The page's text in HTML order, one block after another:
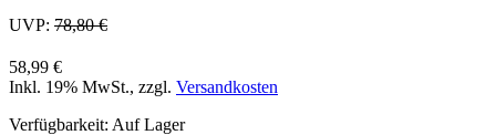
UVP: 78,80 €
58,99 €
Inkl. 19% MwSt., zzgl. Versandkosten
Verfügbarkeit: Auf Lager